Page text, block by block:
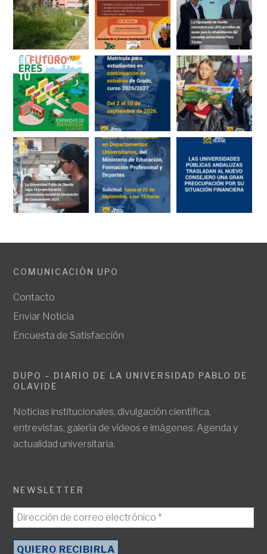
COMUNICACIÓN UPO
Contacto
Enviar Noticia
Encuesta de Satisfacción
DUPO – DIARIO DE LA UNIVERSIDAD PABLO DE
OLAVIDE
Noticias institucionales, divulgación científica,
entrevistas, galería de vídeos e imágenes. Agenda y
actualidad universitaria.
NEWSLETTER